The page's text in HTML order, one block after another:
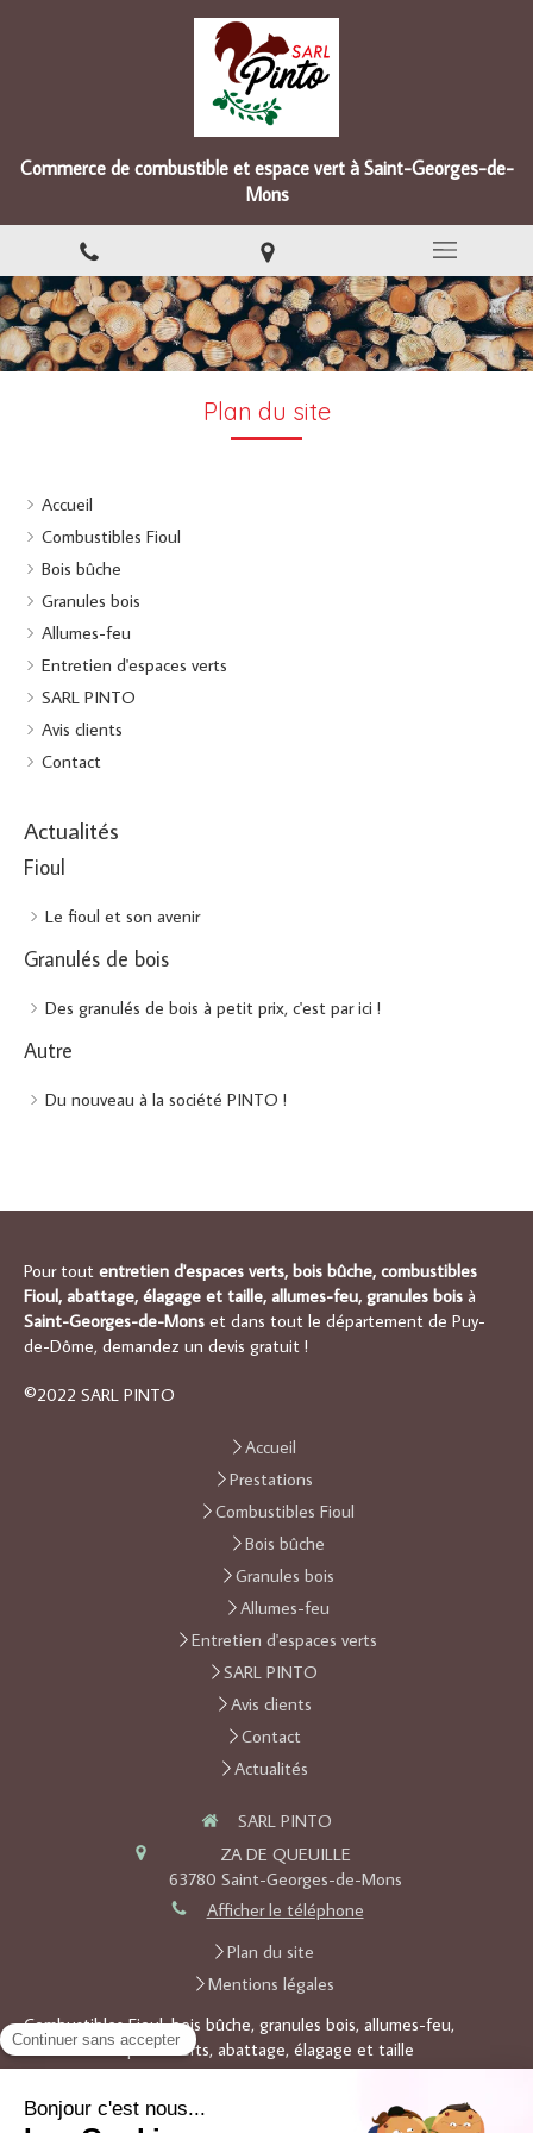
Commerce de combustible et espace vert à Saint-Georges-de-
Mons
Plan du site
Accueil
Combustibles Fioul
Bois bûche
Granules bois
Allumes-feu
Entretien d'espaces verts
SARL PINTO
Avis clients
Contact
Actualités
Fioul
Le fioul et son avenir
Granulés de bois
Des granulés de bois à petit prix, c'est par ici !
Autre
Du nouveau à la société PINTO !
Pour tout entretien d'espaces verts, bois bûche, combustibles
Fioul, abattage, élagage et taille, allumes-feu, granules bois à
Saint-Georges-de-Mons et dans tout le département de Puy-
de-Dôme, demandez un devis gratuit !
©2022 SARL PINTO
Accueil
Prestations
Combustibles Fioul
Bois bûche
Granules bois
Allumes-feu
Entretien d'espaces verts
SARL PINTO
Avis clients
Contact
Actualités
SARL PINTO
ZA DE QUEUILLE
63780 Saint-Georges-de-Mons
Afficher le téléphone
Plan du site
Mentions légales
Combustibles Fioul, bois bûche, granules bois, allumes-feu,
entretien d'espaces verts, abattage, élagage et taille
Demander un devis